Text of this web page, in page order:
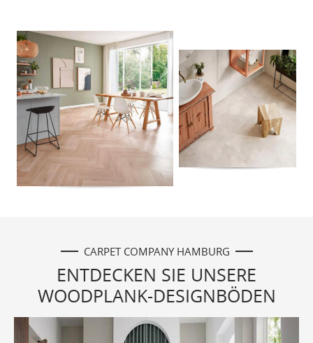
CARPET COMPANY HAMBURG
ENTDECKEN SIE UNSERE
WOODPLANK-DESIGNBÖDEN